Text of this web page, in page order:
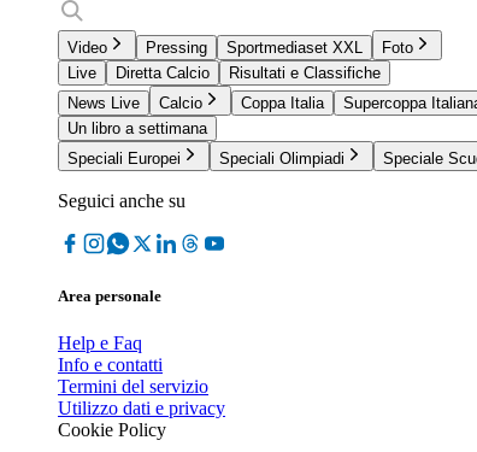
Video Pressing Sportmediaset XXL
Foto
Live
Diretta Calcio
Risultati e Classifiche
News Live
Calcio Coppa Italia Supercoppa
Un libro a settimana
Speciali Europei
Speciali Olimpiadi Speciale
Seguici anche su
Area personale
Help e Faq
Info e contatti
Termini del servizio
Utilizzo dati e privacy
Cookie Policy